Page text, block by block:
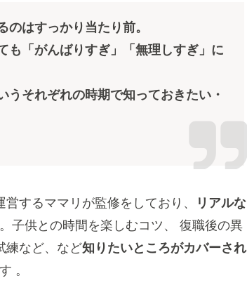
はすっかり当たり前。
も「がんばりすぎ」「無理しすぎ」に
それぞれの時期で知っておきたい・
するママリが監修をしており、
リアルな
子供との時間を楽しむコツ、 復職後の異
練など、など知りたいところがカバーされ
。